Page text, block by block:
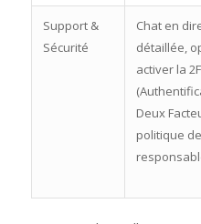
Support &
Sécurité
Chat en
détaillée,
activer la
Deux
politique